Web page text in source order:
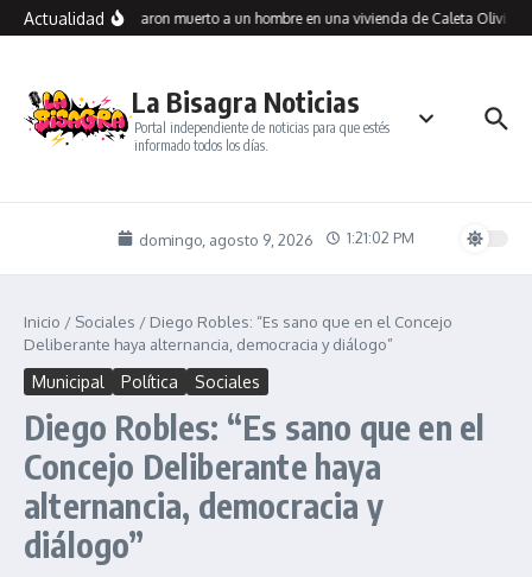
Saltar al contenido
ActualidadEncontraron muerto a un hombre en una vivienda de Caleta Olivia:
La Bisagra Noticias
Portal independiente de noticias para que estés
informado todos los días.
domingo, agosto 9, 2026 1:21:03 PM
Inicio / Sociales / Diego Robles: “Es sano que en el Concejo
Deliberante haya alternancia, democracia y diálogo”
Municipal Política Sociales
Diego Robles: “Es sano que en el
Concejo Deliberante haya
alternancia, democracia y
diálogo”